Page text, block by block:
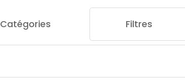
Catégories Filtres